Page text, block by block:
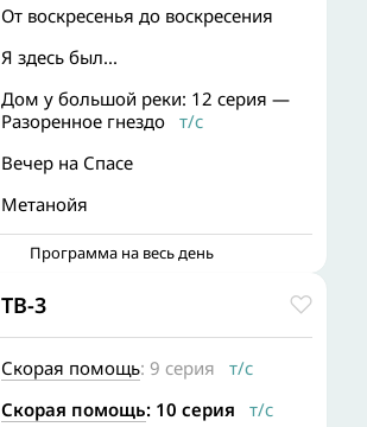
От воскресенья до воскресения
Я здесь был...
Дом у большой реки: 12 серия —
Разоренное гнездот/с
Вечер на Спасе
Метанойя
Программа на весь день
ТВ-3
Скорая помощь: 9 серия т/с
Скорая помощь: 10 серия т/с